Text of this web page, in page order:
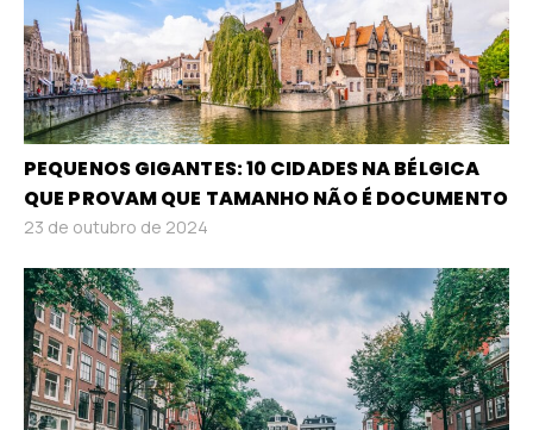
PEQUENOS GIGANTES: 10 CIDADES NA BÉLGICA
QUE PROVAM QUE TAMANHO NÃO É DOCUMENTO
23 de outubro de 2024